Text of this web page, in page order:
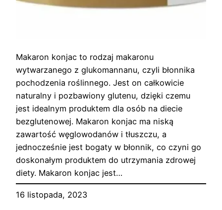
Makaron konjac to rodzaj makaronu
wytwarzanego z glukomannanu, czyli błonnika
pochodzenia roślinnego. Jest on całkowicie
naturalny i pozbawiony glutenu, dzięki czemu
jest idealnym produktem dla osób na diecie
bezglutenowej. Makaron konjac ma niską
zawartość węglowodanów i tłuszczu, a
jednocześnie jest bogaty w błonnik, co czyni go
doskonałym produktem do utrzymania zdrowej
diety. Makaron konjac jest…
16 listopada, 2023